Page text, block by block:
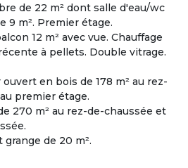
de 22 m² dont salle d'eau/wc
9 m². Premier étage.
12 m² avec vue. Chauffage
à pellets. Double vitrage.
en bois de 178 m² au rez-
premier étage.
270 m² au rez-de-chaussée et
grange de 20 m².
ans
- France
Habitat Partagé
des co-acheteurs
met en relation avec des